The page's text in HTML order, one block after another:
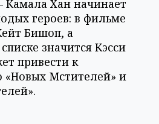
Хан начинает
героев: в фильме
Бишоп, а
значится Кэсси
привести к
Мстителей» и